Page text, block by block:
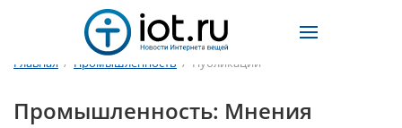
Главная / Промышленность / Публикации
Промышленность: Мнения